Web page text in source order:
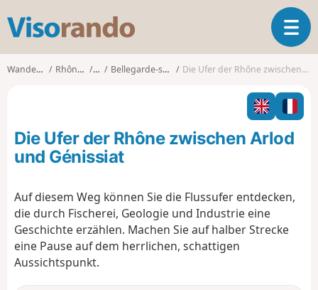
s
o
o
T
o
l
n
a
a
Wanderungen Rhône-Alpes Ain Bellegarde-sur-Valserine Die Ufer der Rhône zwischen Arlod und Génissiat
Die Ufer der Rhône zwischen Arlod
und Génissiat
Auf diesem Weg können Sie die Flussufer entdecken,
die durch Fischerei, Geologie und Industrie eine
Geschichte erzählen. Machen Sie auf halber Strecke
eine Pause auf dem herrlichen, schattigen
Aussichtspunkt.